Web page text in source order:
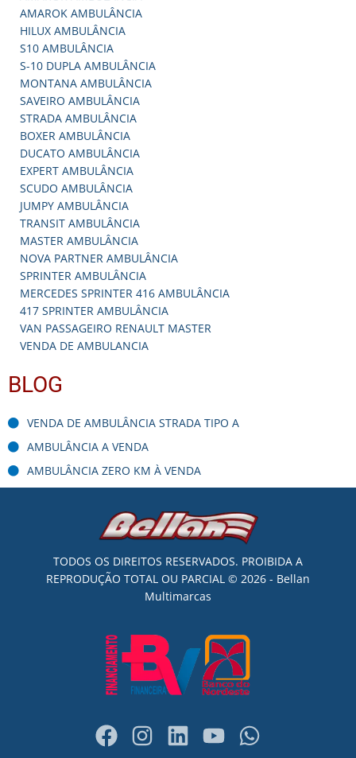
AMAROK AMBULÂNCIA
HILUX AMBULÂNCIA
S10 AMBULÂNCIA
S-10 DUPLA AMBULÂNCIA
MONTANA AMBULÂNCIA
SAVEIRO AMBULÂNCIA
STRADA AMBULÂNCIA
BOXER AMBULÂNCIA
DUCATO AMBULÂNCIA
EXPERT AMBULÂNCIA
SCUDO AMBULÂNCIA
JUMPY AMBULÂNCIA
TRANSIT AMBULÂNCIA
MASTER AMBULÂNCIA
NOVA PARTNER AMBULÂNCIA
SPRINTER AMBULÂNCIA
MERCEDES SPRINTER 416 AMBULÂNCIA
417 SPRINTER AMBULÂNCIA
VAN PASSAGEIRO RENAULT MASTER
VENDA DE AMBULANCIA
BLOG
VENDA DE AMBULÂNCIA STRADA TIPO A
AMBULÂNCIA A VENDA
AMBULÂNCIA ZERO KM À VENDA
TODOS OS DIREITOS RESERVADOS. PROIBIDA A
REPRODUÇÃO TOTAL OU PARCIAL © 2026 - Bellan
Multimarcas